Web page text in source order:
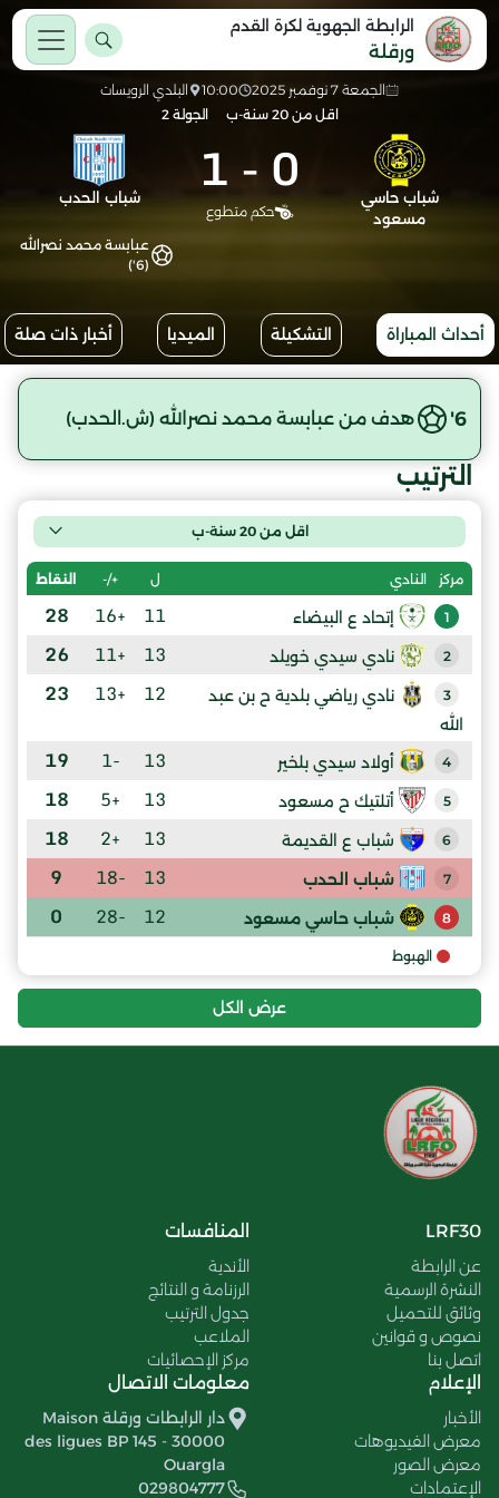
الرابطة الجهوية لكرة القدم
ورقلة
الجمعة 7 نوفمبر 2025 10:00
البلدي الرويسات
اقل من 20 سنة-ب
الجولة 2
شباب حاسي
مسعود
0
-
1
حكم متطوع
شباب الحدب
عبابسة محمد نصرالله
(6')
أحداث المباراة التشكيلة الميديا أخبار ذات صلة
6' هدف من عبابسة محمد نصرالله (ش.الحدب)
الترتيب
اقل من 20 سنة-ب
مركز النادي ل +/- النقاط
1 إتحاد ع البيضاء 11
+16
28
2 نادي سيدي خويلد 13
+11
26
3
نادي رياضي بلدية ح بن عبد
الله
12
+13
23
4 أولاد سيدي بلخير 13
-1
19
5 أتلتيك ح مسعود 13
+5
18
6 شباب ع القديمة 13
+2
18
7 شباب الحدب 13
-18
9
8 شباب حاسي مسعود 12
-28
0
الهبوط
عرض الكل
LRF30
عن الرابطة
النشرة الرسمية
وثائق للتحميل
نصوص و قوانين
اتصل بنا
المنافسات
الأندية
الرزنامة و النتائج
جدول الترتيب
الملاعب
مركز الإحصائيات
الإعلام
الأخبار
معرض الفيديوهات
معرض الصور
الإعتمادات
معلومات الاتصال
دار الرابطات ورقلة Maison
des ligues BP 145 - 30000
Ouargla
029804777